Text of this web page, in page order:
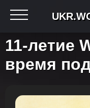
11-летие
время